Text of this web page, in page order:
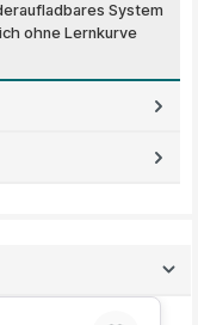
System
ohne Lernkurve